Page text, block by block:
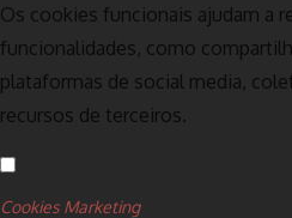
Os cookies funcionais ajudam a
funcionalidades, como
plataformas de social media,
recursos de terceiros.
Cookies Marketing